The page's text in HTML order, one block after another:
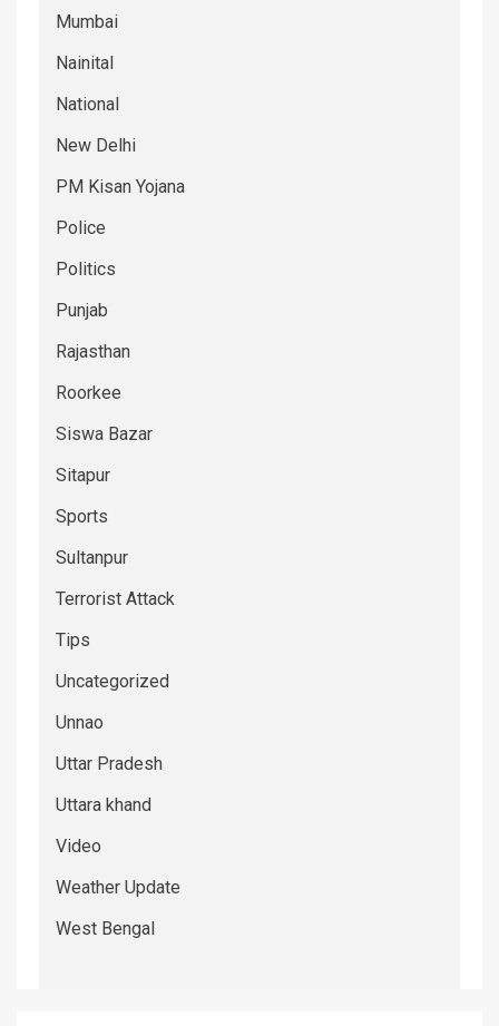
Mumbai
Nainital
National
New Delhi
PM Kisan Yojana
Police
Politics
Punjab
Rajasthan
Roorkee
Siswa Bazar
Sitapur
Sports
Sultanpur
Terrorist Attack
Tips
Uncategorized
Unnao
Uttar Pradesh
Uttara khand
Video
Weather Update
West Bengal